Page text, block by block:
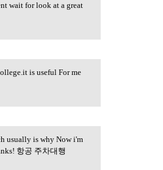
wait for look at a great
is useful For me
usually is why Now i'm
항공 주차대행